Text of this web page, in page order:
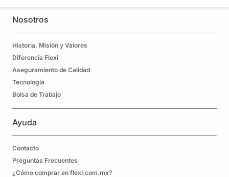
Nosotros
Historia, Misión y Valores
Diferencia Flexi
Aseguramiento de Calidad
Tecnología
Bolsa de Trabajo
Ayuda
Contacto
Preguntas Frecuentes
¿Cómo comprar en flexi.com.mx?